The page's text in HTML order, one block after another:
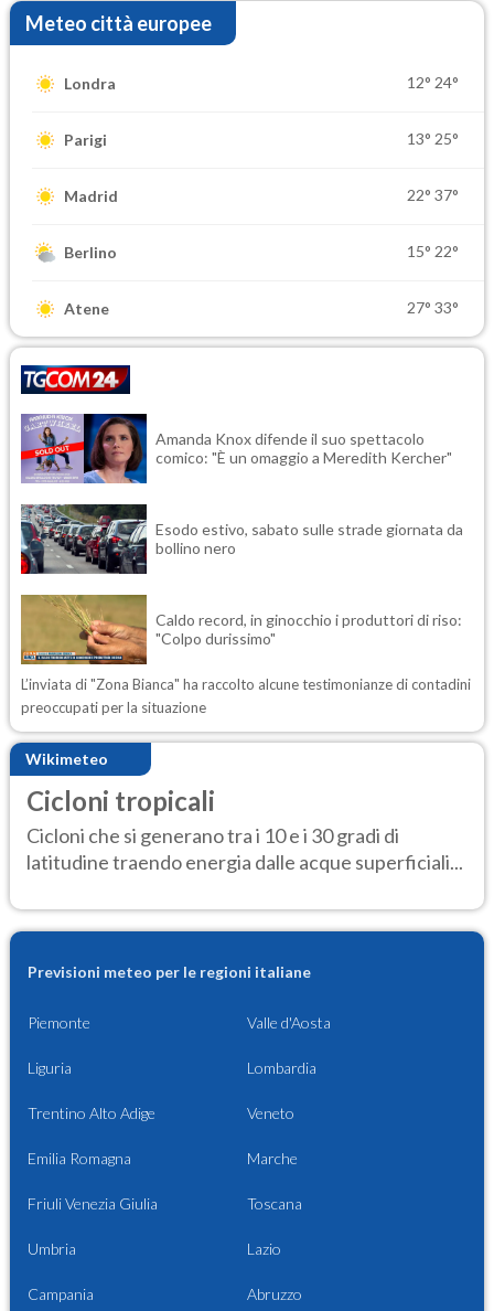
Meteo città europee
Londra 12° 24°
Parigi 13° 25°
Madrid 22° 37°
Berlino 15° 22°
Atene 27° 33°
Amanda Knox difende il suo spettacolo
comico: "È un omaggio a Meredith Kercher"
Esodo estivo, sabato sulle strade giornata da
bollino nero
Caldo record, in ginocchio i produttori di riso:
"Colpo durissimo"
L’inviata di "Zona Bianca" ha raccolto alcune testimonianze di contadini
preoccupati per la situazione
Wikimeteo
Cicloni tropicali
Cicloni che si generano tra i 10 e i 30 gradi di
latitudine traendo energia dalle acque superficiali...
Previsioni meteo per le regioni italiane
Piemonte Valle d'Aosta
Liguria Lombardia
Trentino Alto Adige Veneto
Emilia Romagna Marche
Friuli Venezia Giulia Toscana
Umbria Lazio
Campania Abruzzo